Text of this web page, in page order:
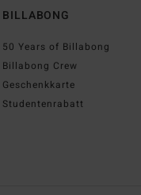
BILLABONG
50 Years of Billabong
Billabong Crew
Geschenkkarte
Studentenrabatt